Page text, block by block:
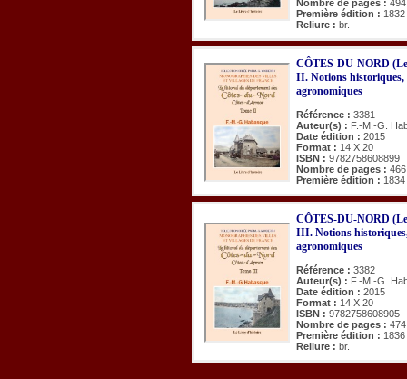
Nombre de pages : 494
Première édition : 1832
Reliure : br.
CÔTES-DU-NORD
II. Notions historiques,
agronomiques
Référence : 3381
Auteur(s) : F.-M.-G.
Date édition : 2015
Format : 14 X 20
ISBN : 9782758608899
Nombre de pages : 466
Première édition : 1834
CÔTES-DU-NORD
III. Notions
agronomiques
Référence : 3382
Auteur(s) : F.-M.-G.
Date édition : 2015
Format : 14 X 20
ISBN : 9782758608905
Nombre de pages : 474
Première édition : 1836
Reliure : br.